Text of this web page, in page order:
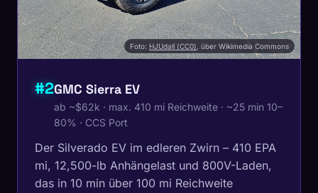
Foto: HJUdall (CC0), über Wikimedia Commons
#2GMC Sierra EV
ab ~$62k · max. 410 mi Reichweite · ~25 min 10–
80% · CCS Port
Der Silverado EV im edleren Zwirn – 410 EPA
mi, 12,500-lb Anhängelast und 800V-Laden,
das in 10 min über 100 mi Reichweite